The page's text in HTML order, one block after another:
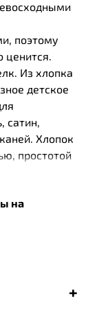
поэтому
ценится.
Из хлопка
детское
сатин,
Хлопок
простотой
отдых.
турецкого
и халатов,
на